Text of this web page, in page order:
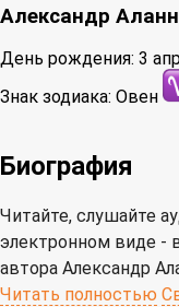
Александр Аланн
День рождения: 3
Знак зодиака: Овен
Биография
Читайте, слушайте
электронном виде -
автора Александр
Читать полностью